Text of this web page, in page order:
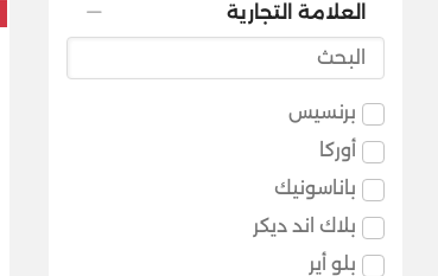
العلامة التجارية
برنسيس
أوركا
باناسونيك
بلاك اند ديكر
بلو أير